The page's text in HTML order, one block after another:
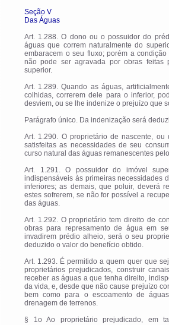
Seção V
Das Águas
Art. 1.288. O dono ou o possuidor do
águas que correm naturalmente do
embaracem o seu fluxo; porém a
não pode ser agravada por obras feitas
superior.
Art. 1.289. Quando as águas,
colhidas, correrem dele para o inferior,
desviem, ou se lhe indenize o prejuízo que
Parágrafo único. Da indenização será
Art. 1.290. O proprietário de nascente,
satisfeitas as necessidades de seu
curso natural das águas remanescentes
Art. 1.291. O possuidor do imóvel
indispensáveis às primeiras necessidades
inferiores; as demais, que poluir, deverá
estes sofrerem, se não for possível a
das águas.
Art. 1.292. O proprietário tem direito de
obras para represamento de água em
invadirem prédio alheio, será o seu
deduzido o valor do benefício obtido.
Art. 1.293. É permitido a quem quer que
proprietários prejudicados, construir
receber as águas a que tenha direito,
da vida, e, desde que não cause prejuízo
bem como para o escoamento de
drenagem de terrenos.
§ 1o Ao proprietário prejudicado, em